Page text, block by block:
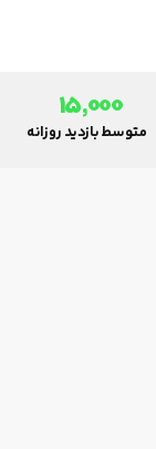
15,000
متوسط بازدید روزانه